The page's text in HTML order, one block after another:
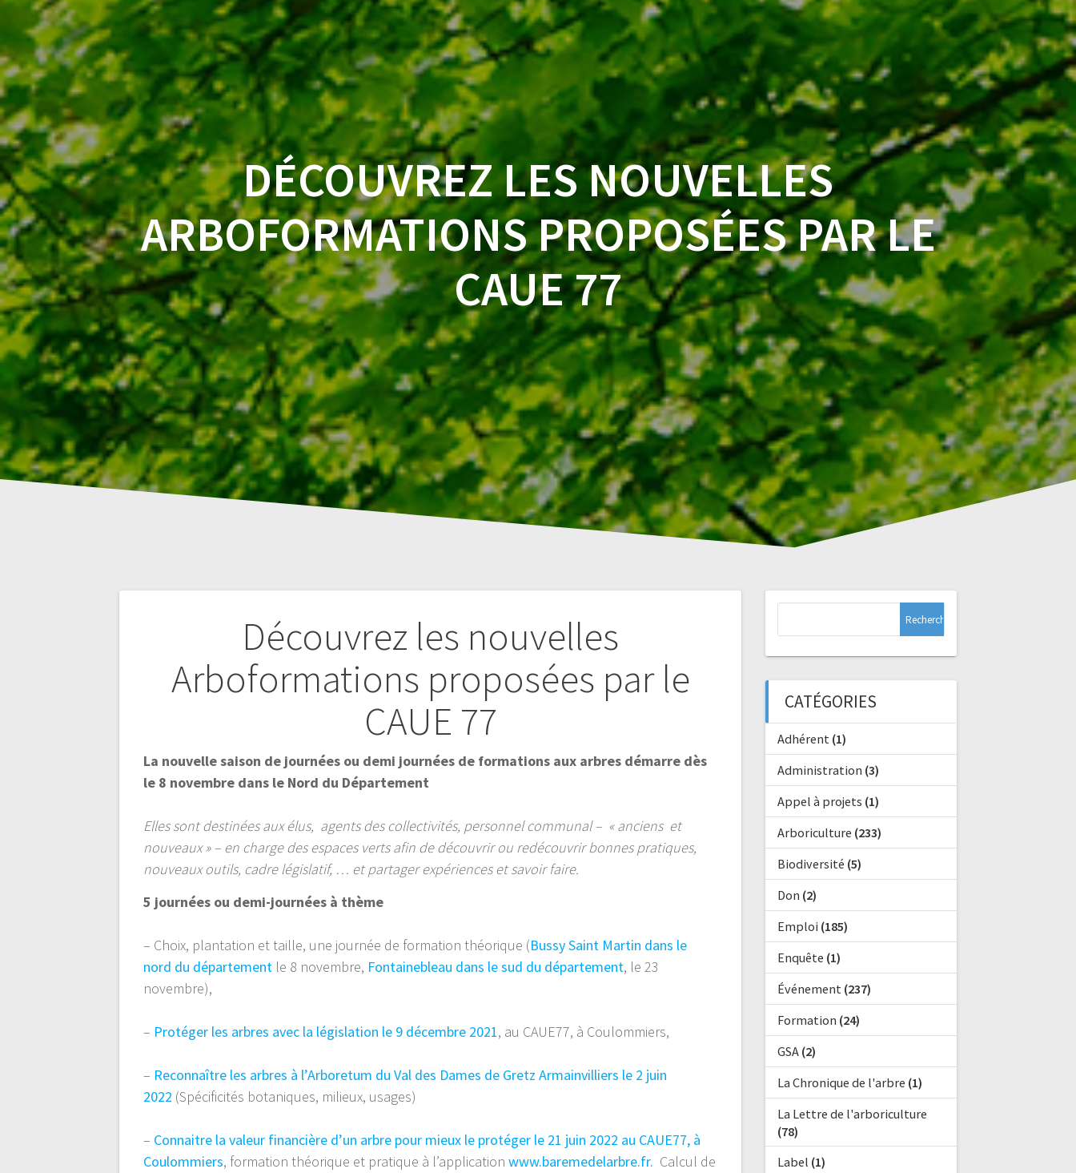
DÉCOUVREZ LES NOUVELLES
ARBOFORMATIONS PROPOSÉES PAR LE
CAUE 77
Découvrez les nouvelles
Arboformations proposées par le
CAUE 77
La nouvelle saison de journées ou demi journées de formations aux arbres démarre dès
le 8 novembre dans le Nord du Département
Elles sont destinées aux élus, agents des collectivités, personnel communal – « anciens et
nouveaux » – en charge des espaces verts afin de découvrir ou redécouvrir bonnes pratiques,
nouveaux outils, cadre législatif, … et partager expériences et savoir faire.
5 journées ou demi-journées à thème
– Choix, plantation et taille, une journée de formation théorique (Bussy Saint Martin dans le
nord du département le 8 novembre, Fontainebleau dans le sud du département, le 23
novembre),
– Protéger les arbres avec la législation le 9 décembre 2021, au CAUE77, à Coulommiers,
– Reconnaître les arbres à l’Arboretum du Val des Dames de Gretz Armainvilliers le 2 juin
2022 (Spécificités botaniques, milieux, usages)
– Connaitre la valeur financière d’un arbre pour mieux le protéger le 21 juin 2022 au CAUE77, à
Coulommiers, formation théorique et pratique à l’application www.baremedelarbre.fr. Calcul de
Navigation
CATÉGORIES
Adhérent(1)
Administration (3)
Appel à projets (1)
Arboriculture (233)
Biodiversité (5)
Don (2)
Emploi (185)
Enquête (1)
Événement(237)
Formation (24)
GSA(2)
La Chronique de l'arbre (1)
La Lettre de l'arboriculture
(78)
Label (1)